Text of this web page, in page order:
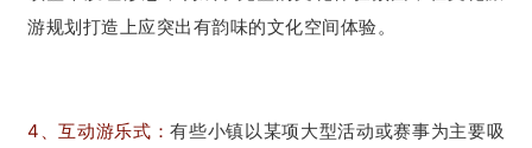
游规划打造上应突出有韵味的文化空间体验。
4、互动游乐式：有些小镇以某项大型活动或赛事为主要吸